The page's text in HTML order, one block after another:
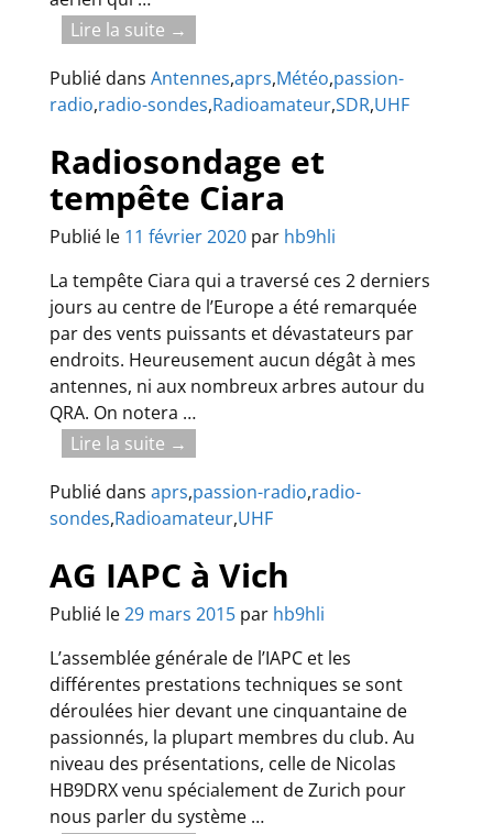
Lire la suite →
Publié dans Antennes,aprs,Météo,passion-
radio,radio-sondes,Radioamateur,SDR,UHF
Radiosondage et
tempête Ciara
Publié le 11 février 2020 par hb9hli
La tempête Ciara qui a traversé ces 2 derniers
jours au centre de l’Europe a été remarquée
par des vents puissants et dévastateurs par
endroits. Heureusement aucun dégât à mes
antennes, ni aux nombreux arbres autour du
QRA. On notera …
Lire la suite →
Publié dans aprs,passion-radio,radio-
sondes,Radioamateur,UHF
AG IAPC à Vich
Publié le29 mars 2015 par hb9hli
L’assemblée générale de l’IAPC et les
différentes prestations techniques se sont
déroulées hier devant une cinquantaine de
passionnés, la plupart membres du club. Au
niveau des présentations, celle de Nicolas
HB9DRX venu spécialement de Zurich pour
nous parler du système …